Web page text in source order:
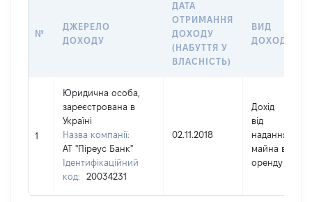
№
ДЖЕРЕЛО
ДОХОДУ
ДАТА
ОТРИМАННЯ
ДОХОДУ
(НАБУТТЯ У
ВЛАСНІСТЬ)
ВИД
ДОХОДУ
1
Юридична особа,
зареєстрована в
Україні
Назва компанії:
АТ "Піреус Банк"
Ідентифікаційний
код:
20034231
02.11.2018
Дохід
від
надання
майна в
оренду